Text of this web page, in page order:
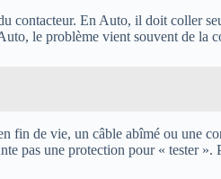
contacteur. En Auto, il doit coller
le problème vient souvent de
de vie, un câble abîmé ou une
pas une protection pour « tester